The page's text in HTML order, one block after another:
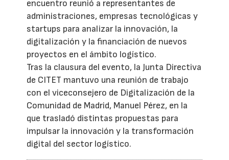
encuentro reunió a representantes de
administraciones, empresas tecnológicas y
startups para analizar la innovación, la
digitalización y la financiación de nuevos
proyectos en el ámbito logístico.
Tras la clausura del evento, la Junta Directiva
de CITET mantuvo una reunión de trabajo
con el viceconsejero de Digitalización de la
Comunidad de Madrid, Manuel Pérez, en la
que trasladó distintas propuestas para
impulsar la innovación y la transformación
digital del sector logístico.